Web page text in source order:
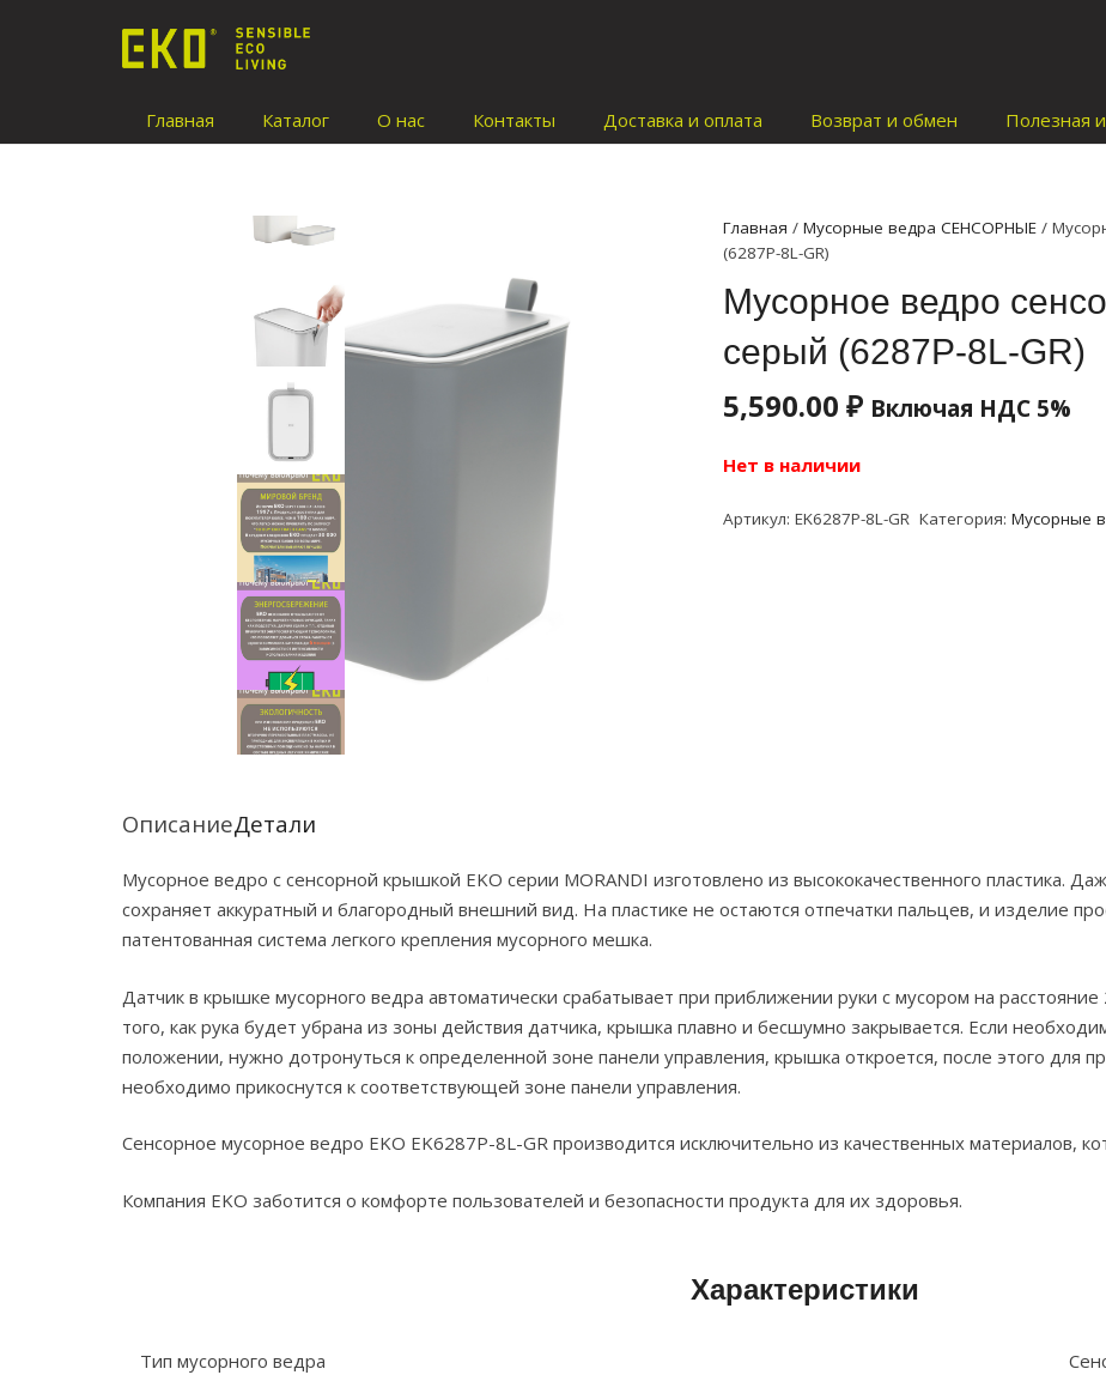
Главная Каталог О нас Контакты Доставка и оплата Возврат и обмен Полезная
Главная / Мусорные ведра СЕНСОРНЫЕ/
(6287P-8L-GR)
Мусорное ведро
серый (6287P-8L-GR)
5,590.00 ₽ Включая НДС 5%
Нет в наличии
Артикул: EK6287P-8L-GR Категория:Мусорные
ОписаниеДетали
Мусорное ведро с сенсорной крышкой EKO серии MORANDI изготовлено из высококачественного пластика.
сохраняет аккуратный и благородный внешний вид. На пластике не остаются отпечатки пальцев, и изделие
патентованная система легкого крепления мусорного мешка.
Датчик в крышке мусорного ведра автоматически срабатывает при приближении руки с мусором на
того, как рука будет убрана из зоны действия датчика, крышка плавно и бесшумно закрывается. Если
положении, нужно дотронуться к определенной зоне панели управления, крышка откроется, после этого для
необходимо прикоснутся к соответствующей зоне панели управления.
Сенсорное мусорное ведро EKO EK6287P-8L-GR производится исключительно из качественных материалов,
Компания EKO заботится о комфорте пользователей и безопасности продукта для их здоровья.
Характеристики
Тип мусорного ведра